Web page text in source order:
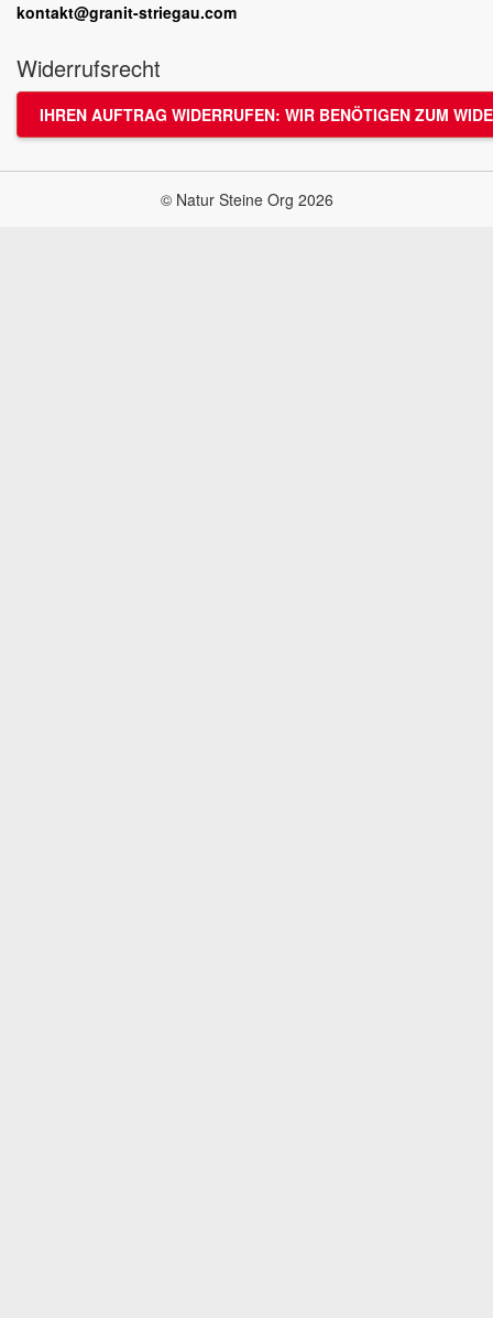
kontakt@granit-striegau.com
Widerrufsrecht
IHREN AUFTRAG WIDERRUFEN: WIR BENÖTIGEN ZUM
© Natur Steine Org 2026